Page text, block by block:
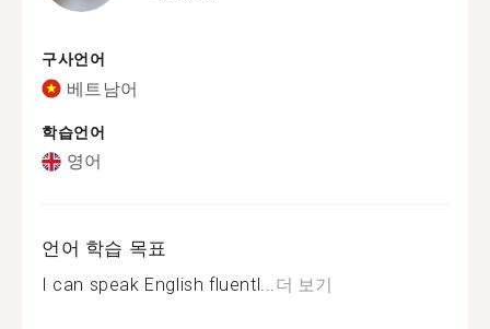
구사언어
베트남어
학습언어
영어
언어 학습 목표
I can speak English fluentl...더 보기